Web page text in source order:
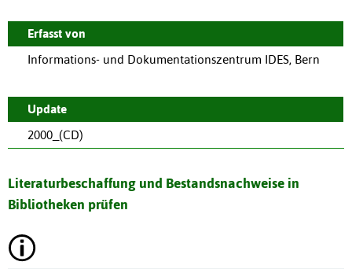
Erfasst von
Informations- und Dokumentationszentrum IDES, Bern
Update
2000_(CD)
Literaturbeschaffung und Bestandsnachweise in
Bibliotheken prüfen